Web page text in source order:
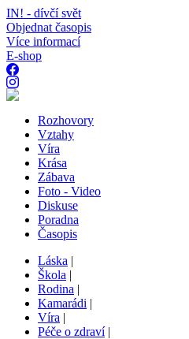
IN! - dívčí svět
Objednat časopis
Více informací
E-shop
Rozhovory
Vztahy
Víra
Krása
Zábava
Foto - Video
Diskuse
Poradna
Časopis
Láska |
Škola |
Rodina |
Kamarádi |
Víra |
Péče o zdraví|